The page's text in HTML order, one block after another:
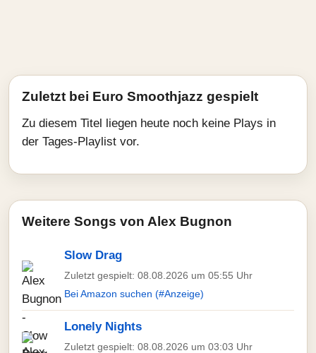
Zuletzt bei Euro Smoothjazz gespielt
Zu diesem Titel liegen heute noch keine Plays in
der Tages-Playlist vor.
Weitere Songs von Alex Bugnon
Slow Drag
Zuletzt gespielt: 08.08.2026 um 05:55 Uhr
Bei Amazon suchen (#Anzeige)
Lonely Nights
Zuletzt gespielt: 08.08.2026 um 03:03 Uhr